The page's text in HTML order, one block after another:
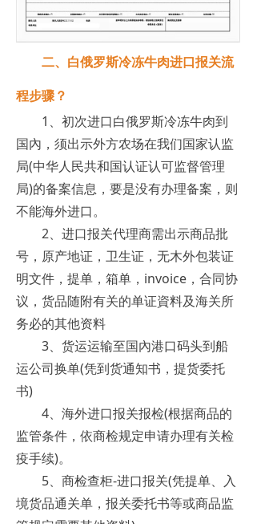
二、白俄罗斯冷冻牛肉进口报关流
程步骤？
1、初次进口白俄罗斯冷冻牛肉到
国內，须出示外方农场在我们国家认监
局(中华人民共和国认证认可监督管理
局)的备案信息，要是没有办理备案，则
不能海外进口。
2、进口报关代理商需出示商品批
号，原产地证，卫生证，无木外包装证
明文件，提单，箱单，invoice，合同协
议，货品随附有关的单证資料及海关所
务必的其他资料
3、货运运输至国內港口码头到船
运公司换单(凭到货通知书，提货委托
书)
4、海外进口报关报检(根据商品的
监管条件，依商检规定申请办理有关检
疫手续)。
5、商检查柜-进口报关(凭提单、入
境货品通关单，报关委托书等或商品监